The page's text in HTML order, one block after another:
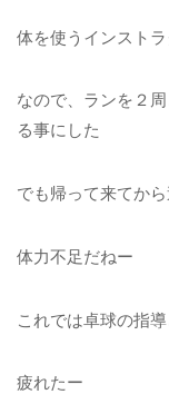
体を使うインスト
なので、ランを２
る事にした
でも帰って来てか
体力不足だねー
これでは卓球の指
疲れたー